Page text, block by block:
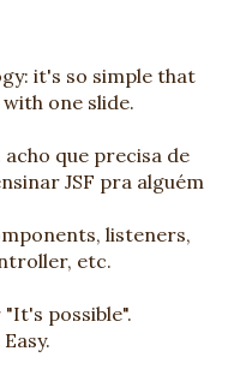
it's so simple that
with one slide.
que precisa de
JSF pra alguém
listeners,
etc.
possible".